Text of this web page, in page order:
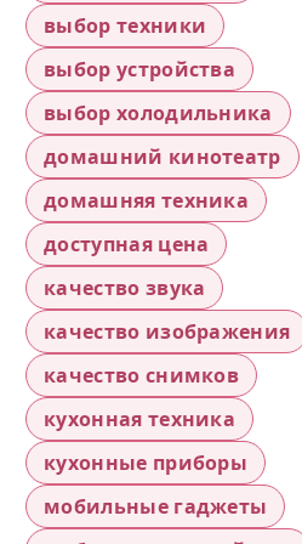
выбор техники
выбор устройства
выбор холодильника
домашний кинотеатр
домашняя техника
доступная цена
качество звука
качество изображения
качество снимков
кухонная техника
кухонные приборы
мобильные гаджеты